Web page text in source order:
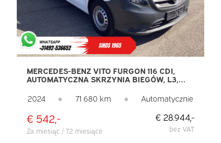
MERCEDES-BENZ VITO FURGON 116 CDI,
AUTOMATYCZNA SKRZYNIA BIEGÓW, L3,
KAMERA, PDC
2024 ● 71 680 km ● Automatycznie
€ 542,-
Za miesiąc / 72 miesiące
€ 28.944,-
bez VAT